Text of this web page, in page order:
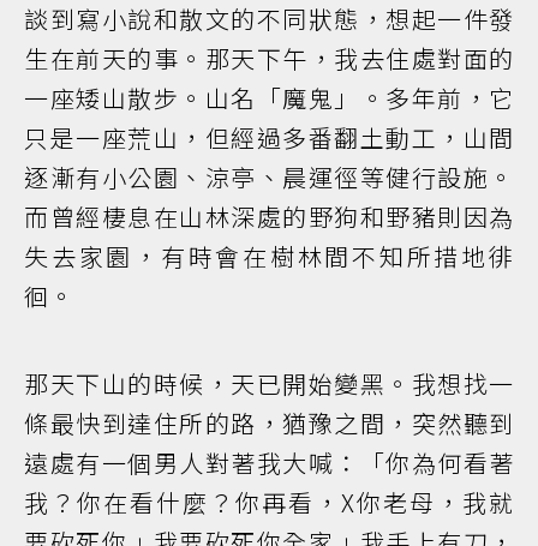
談到寫小說和散文的不同狀態，想起一件發
生在前天的事。那天下午，我去住處對面的
一座矮山散步。山名「魔鬼」。多年前，它
只是一座荒山，但經過多番翻土動工，山間
逐漸有小公園、涼亭、晨運徑等健行設施。
而曾經棲息在山林深處的野狗和野豬則因為
失去家園，有時會在樹林間不知所措地徘
徊。
那天下山的時候，天已開始變黑。我想找一
條最快到達住所的路，猶豫之間，突然聽到
遠處有一個男人對著我大喊：「你為何看著
我？你在看什麼？你再看，X你老母，我就